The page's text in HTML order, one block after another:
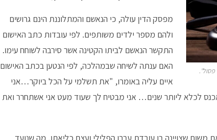
מפסק הדין עולה, כי הנאשם והמתלוננת הינם גרושים
ולהם מספר ילדים משותפים. לפי עובדות כתב האישום
התקשר הנאשם לביתו הקטינה אשר סירבה לשוחח עימו.
האם ענתה לשיחה שבמהלכה, לפי הנטען בכתב האישום
איים עליה באומרו, "את תשלמי על הכל ביוקר…אני
לכלא ליותר שנים… אני מבטיח לך שעוד מעט אני אשתחרר ואת
שצויינה בו עובדת עברו הפלילי ועצם כליאתו, מה שנועד